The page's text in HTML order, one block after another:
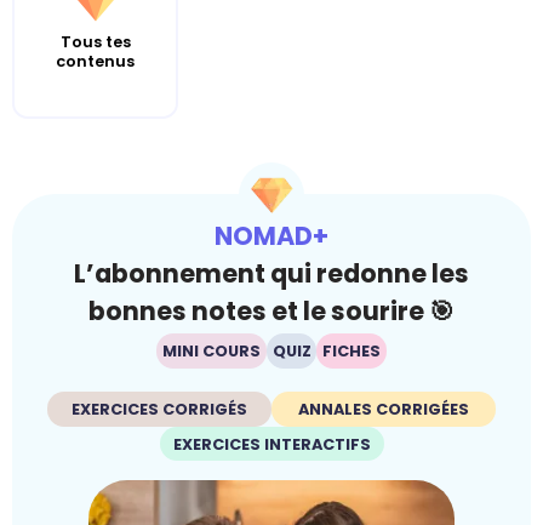
Tous tes
contenus
NOMAD+
L’abonnement qui redonne les
bonnes notes et le sourire 🎯
MINI COURS QUIZ FICHES
EXERCICES CORRIGÉS
ANNALES CORRIGÉES
EXERCICES INTERACTIFS